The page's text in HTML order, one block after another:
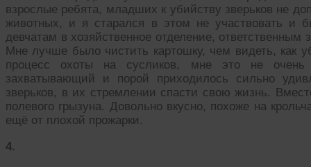
взрослые ребята, младших к убийству зверьков не
животных, и я старался в этом не участвовать и
девчатам в хозяйственное отделение,
Мне лучше было чистить картошку, чем видеть, как
процесс охоты на сусликов, мне это не
захватывающий и порой приходилось сильно
зверьков, в их стремлении спасти свою жизнь.
полевого грызуна. Довольно вкусно, похоже на
ещё от плохой прожарки.
4.